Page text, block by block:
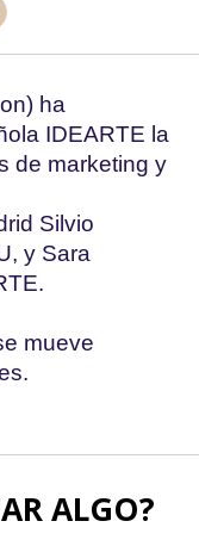
ha
IDEARTE la
de marketing y
Silvio
y Sara
mueve
ALGO?